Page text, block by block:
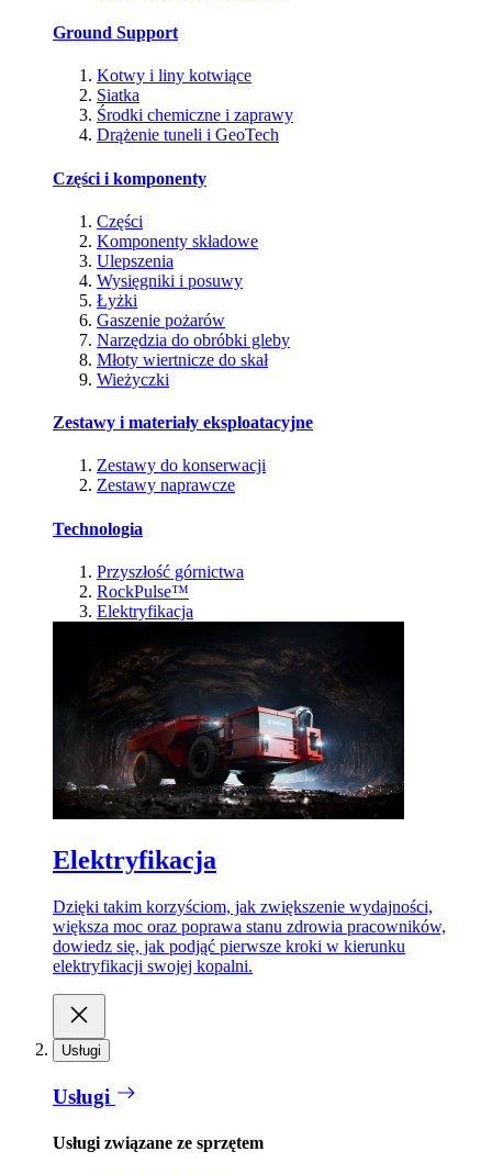
Ground Support
Kotwy i liny kotwiące
Siatka
Środki chemiczne i zaprawy
Drążenie tuneli i GeoTech
Części i komponenty
Części
Komponenty składowe
Ulepszenia
Wysięgniki i posuwy
Łyżki
Gaszenie pożarów
Narzędzia do obróbki gleby
Młoty wiertnicze do skał
Wieżyczki
Zestawy i materiały eksploatacyjne
Zestawy do konserwacji
Zestawy naprawcze
Technologia
Przyszłość górnictwa
RockPulse™
Elektryfikacja
Elektryfikacja
Dzięki takim korzyściom, jak zwiększenie wydajności,
większa moc oraz poprawa stanu zdrowia pracowników,
dowiedz się, jak podjąć pierwsze kroki w kierunku
elektryfikacji swojej kopalni.
Usługi
Usługi
Usługi związane ze sprzętem